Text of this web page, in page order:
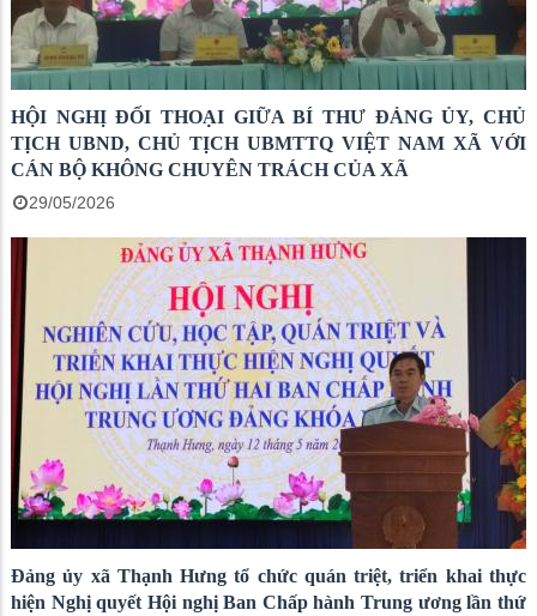
HỘI NGHỊ ĐỐI THOẠI GIỮA BÍ THƯ ĐẢNG ỦY, CHỦ
TỊCH UBND, CHỦ TỊCH UBMTTQ VIỆT NAM XÃ VỚI
CÁN BỘ KHÔNG CHUYÊN TRÁCH CỦA XÃ
29/05/2026
Đảng ủy xã Thạnh Hưng tổ chức quán triệt, triển khai thực
hiện Nghị quyết Hội nghị Ban Chấp hành Trung ương lần thứ